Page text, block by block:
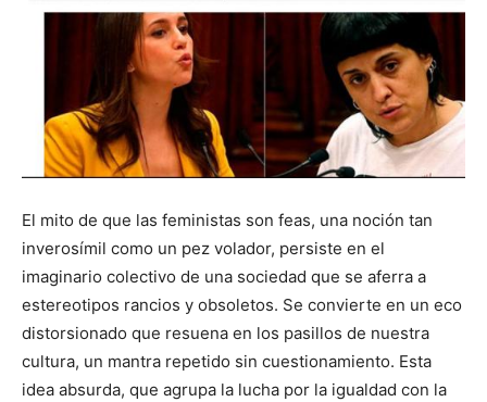
El mito de que las feministas son feas, una noción tan
inverosímil como un pez volador, persiste en el
imaginario colectivo de una sociedad que se aferra a
estereotipos rancios y obsoletos. Se convierte en un eco
distorsionado que resuena en los pasillos de nuestra
cultura, un mantra repetido sin cuestionamiento. Esta
idea absurda, que agrupa la lucha por la igualdad con la